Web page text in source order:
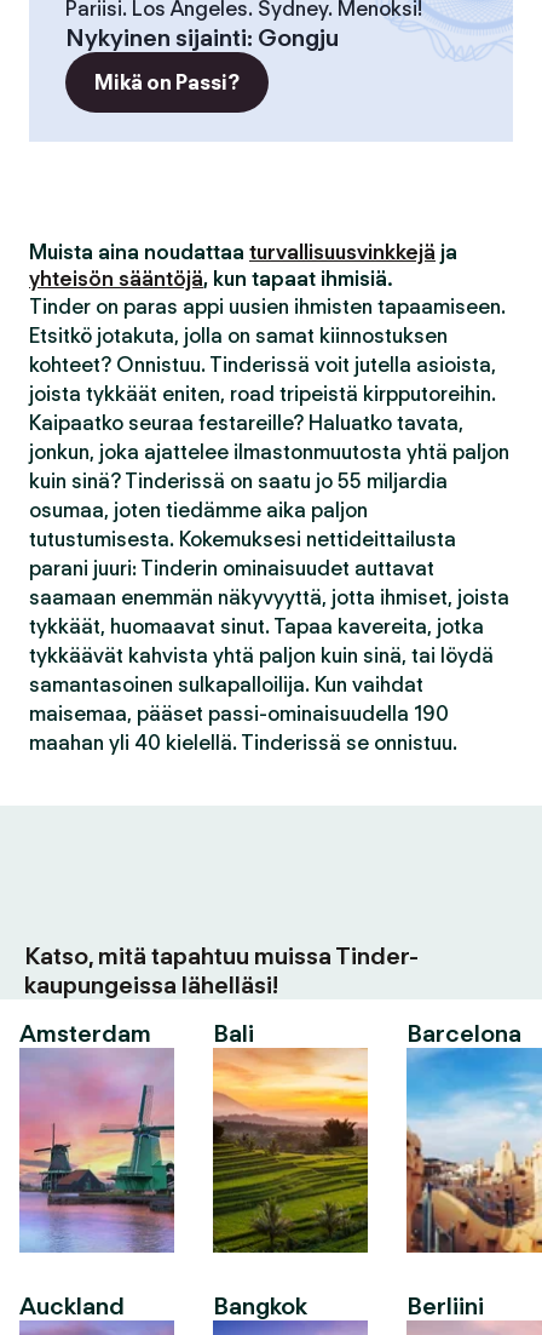
Pariisi. Los Angeles. Sydney. Menoksi!
Nykyinen sijainti: Gongju
Mikä on Passi?
Muista aina noudattaa turvallisuusvinkkejä ja
yhteisön sääntöjä, kun tapaat ihmisiä.
Tinder on paras appi uusien ihmisten tapaamiseen.
Etsitkö jotakuta, jolla on samat kiinnostuksen
kohteet? Onnistuu. Tinderissä voit jutella asioista,
joista tykkäät eniten, road tripeistä kirpputoreihin.
Kaipaatko seuraa festareille? Haluatko tavata,
jonkun, joka ajattelee ilmastonmuutosta yhtä paljon
kuin sinä? Tinderissä on saatu jo 55 miljardia
osumaa, joten tiedämme aika paljon
tutustumisesta. Kokemuksesi nettideittailusta
parani juuri: Tinderin ominaisuudet auttavat
saamaan enemmän näkyvyyttä, jotta ihmiset, joista
tykkäät, huomaavat sinut. Tapaa kavereita, jotka
tykkäävät kahvista yhtä paljon kuin sinä, tai löydä
samantasoinen sulkapalloilija. Kun vaihdat
maisemaa, pääset passi-ominaisuudella 190
maahan yli 40 kielellä. Tinderissä se onnistuu.
Katso, mitä tapahtuu muissa Tinder-
kaupungeissa lähelläsi!
Amsterdam
Auckland
Bali
Bangkok
Barcelona
Berliini